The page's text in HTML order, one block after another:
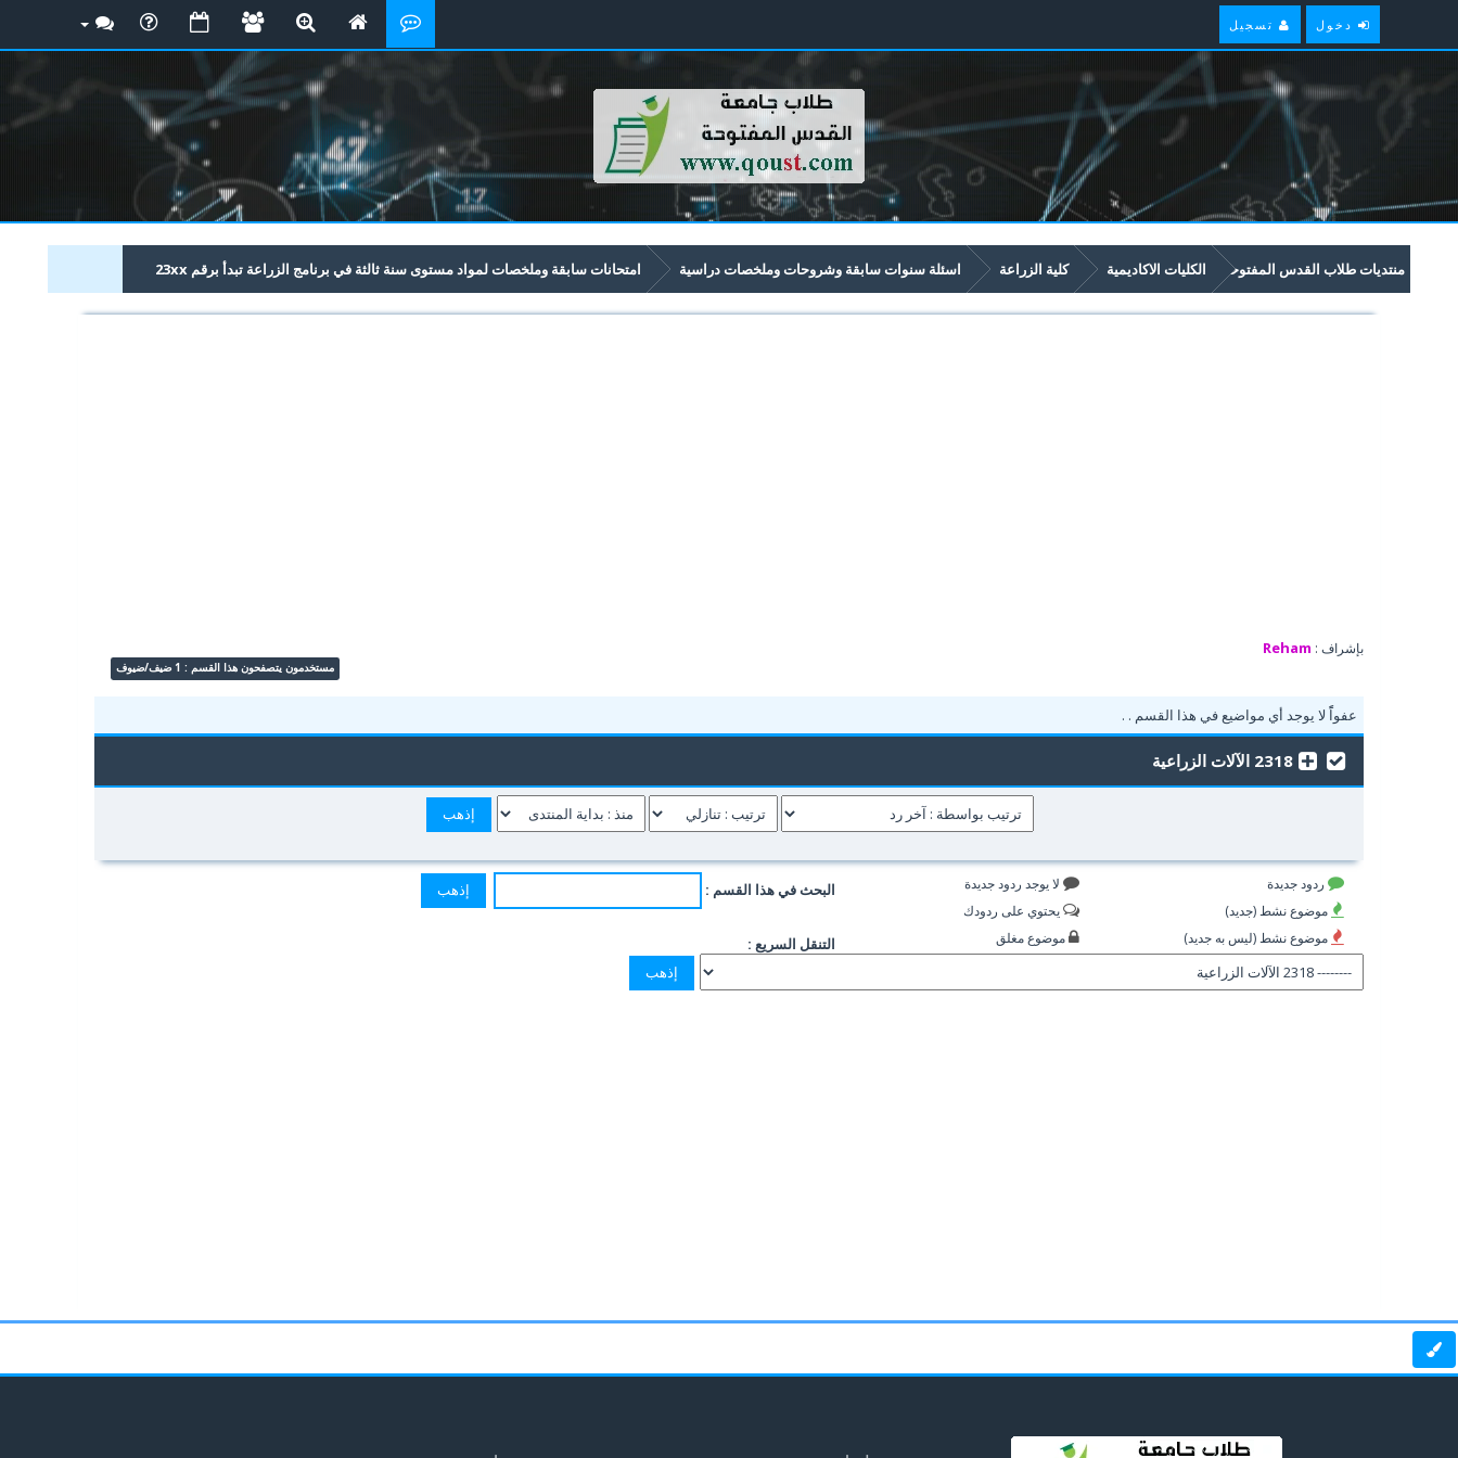
دخول تسجيل
منتديات طلاب القدس المفتوحة الكليات الاكاديمية كلية الزراعة اسئلة سنوات سابقة وشروحات وملخصات دراسية امتحانات سابقة وملخصات لمواد مستوى سنة ثالثة في برنامج الزراعة تبدأ برقم 23xx
2318 الآلات الزراعية
بإشراف : Reham
مستخدمون يتصفحون هذا القسم : 1 ضيف/ضيوف
عفواًً لا يوجد أي مواضيع في هذا القسم . .
2318 الآلات الزراعية
ردود جديدة
موضوع نشط (جديد)
موضوع نشط (ليس به جديد)
لا يوجد ردود جديدة
يحتوي على ردودك
موضوع مغلق
البحث في هذا القسم :
التنقل السريع :